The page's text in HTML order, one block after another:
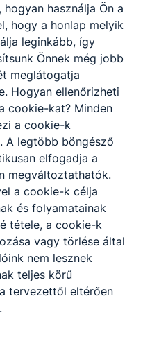
technikus
használja Ön a
hogy a honlap melyik
leginkább, így
Önnek még jobb
meglátogatja
Hogyan ellenőrizheti
cookie-kat? Minden
a cookie-k
A legtöbb böngésző
elfogadja a
megváltoztathatók.
a cookie-k célja
és folyamatainak
tétele, a cookie-k
vagy törlése által
nem lesznek
teljes körű
tervezettől eltérően